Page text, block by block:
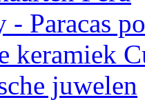
- Paracas
keramiek
juwelen